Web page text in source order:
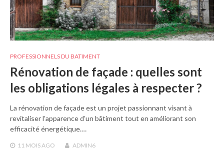
PROFESSIONNELS DU BATIMENT
Rénovation de façade : quelles sont
les obligations légales à respecter ?
La rénovation de façade est un projet passionnant visant à
revitaliser l’apparence d’un bâtiment tout en améliorant son
efficacité énergétique.…
11 MOISAGO ADMIN6